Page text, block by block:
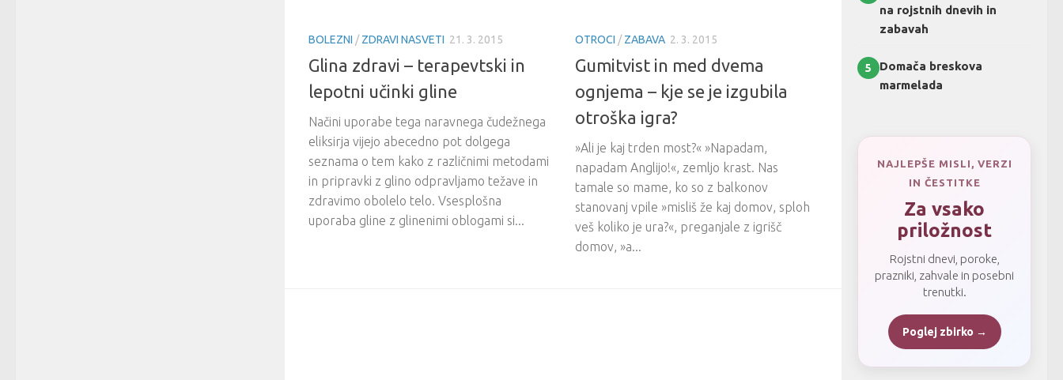
BOLEZNI /ZDRAVI NASVETI 21. 3. 2015
Glina zdravi – terapevtski in
lepotni učinki gline
Načini uporabe tega naravnega čudežnega
eliksirja vijejo abecedno pot dolgega
seznama o tem kako z različnimi metodami
in pripravki z glino odpravljamo težave in
zdravimo obolelo telo. Vsesplošna
uporaba gline z glinenimi oblogami si...
OTROCI /ZABAVA 2. 3. 2015
Gumitvist in med dvema
ognjema – kje se je izgubila
otroška igra?
»Ali je kaj trden most?« »Napadam,
napadam Anglijo!«, zemljo krast. Nas
tamale so mame, ko so z balkonov
stanovanj vpile »misliš že kaj domov, sploh
veš koliko je ura?«, preganjale z igrišč
domov, »a...
na rojstnih dnevih in
zabavah
5
Domača breskova
marmelada
NAJLEPŠE MISLI, VERZI
IN ČESTITKE
Za vsako
priložnost
Rojstni dnevi, poroke,
prazniki, zahvale in posebni
trenutki.
Poglej zbirko →